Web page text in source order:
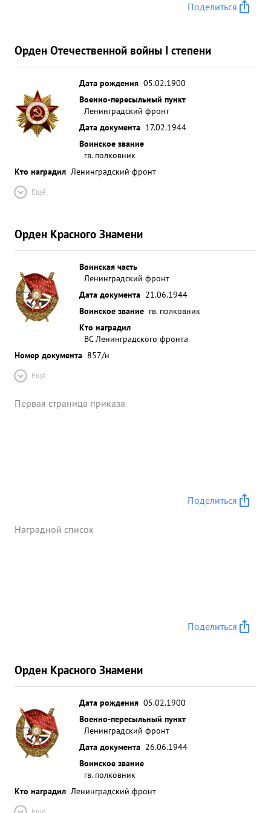
Поделиться
Орден Отечественной войны I степени
Дата рождения 05.02.1900
Военно-пересыльный пункт
Ленинградский фронт
Дата документа 17.02.1944
Воинское звание
гв. полковник
Кто наградил Ленинградский фронт
Ещё
Орден Красного Знамени
Воинская часть
Ленинградский фронт
Дата документа 21.06.1944
Воинское звание гв. полковник
Кто наградил
ВС Ленинградского фронта
Номер документа 857/н
Ещё
Первая страница приказа
Поделиться
Наградной список
Поделиться
Орден Красного Знамени
Дата рождения 05.02.1900
Военно-пересыльный пункт
Ленинградский фронт
Дата документа 26.06.1944
Воинское звание
гв. полковник
Кто наградил Ленинградский фронт